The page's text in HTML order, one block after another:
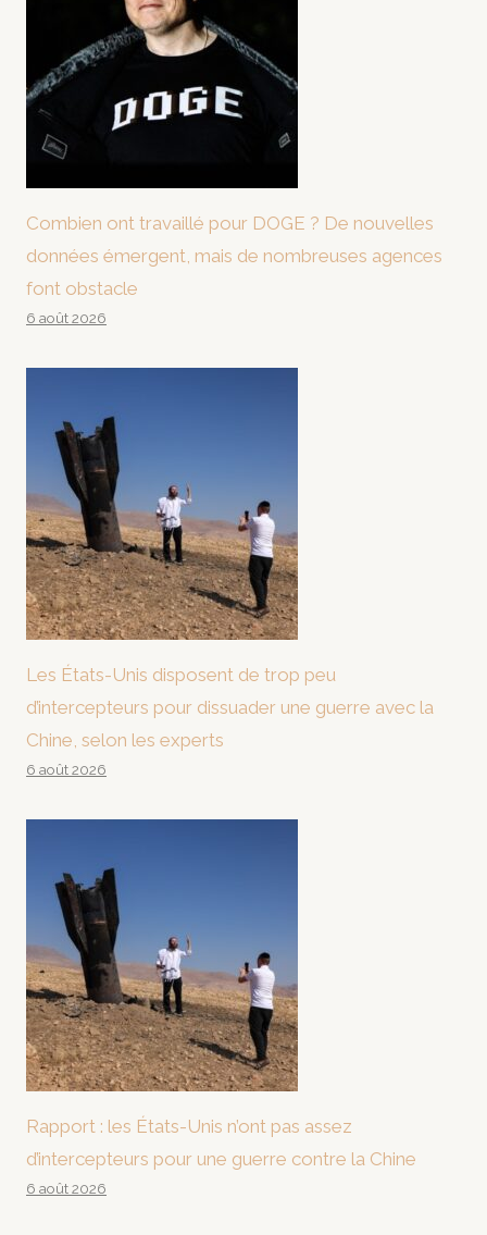
Combien ont travaillé pour DOGE ? De nouvelles
données émergent, mais de nombreuses agences
font obstacle
6 août 2026
Les États-Unis disposent de trop peu
d’intercepteurs pour dissuader une guerre avec la
Chine, selon les experts
6 août 2026
Rapport : les États-Unis n’ont pas assez
d’intercepteurs pour une guerre contre la Chine
6 août 2026